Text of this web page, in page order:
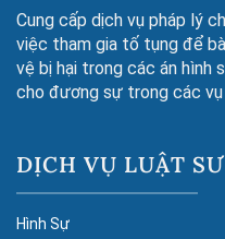
Cung cấp dịch vụ pháp lý
việc tham gia tố tụng để
vệ bị hại trong các án hình
cho đương sự trong các vụ
DỊCH VỤ LUẬT SƯ
Hình Sự